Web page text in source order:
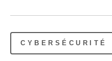
CYBERSÉCURITÉ